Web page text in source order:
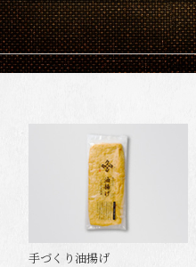
手づくり油揚げ